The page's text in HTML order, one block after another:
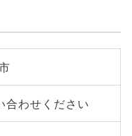
合わせください